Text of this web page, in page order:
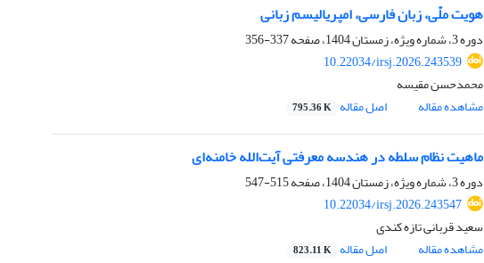
هویت ملّی، زبان فارسی، امپریالیسم زبانی
دوره 3، شماره ویژه، زمستان 1404، صفحه
337-356
10.22034/irsj.2026.243539
محمدحسن مقیسه
مشاهده مقاله
اصل مقاله 795.36 K
ماهیت نظام سلطه در هندسه معرفتی آیت‌الله خامنه‌ای
دوره 3، شماره ویژه، زمستان 1404، صفحه
515-547
10.22034/irsj.2026.243547
سعید قربانی تازه کندی
مشاهده مقاله
اصل مقاله 823.11 K